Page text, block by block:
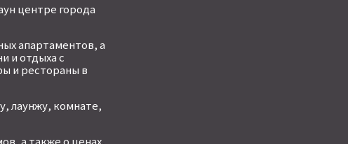
центре города
апартаментов, а
и отдыха с
и рестораны в
лаунжу, комнате,
а также о ценах,